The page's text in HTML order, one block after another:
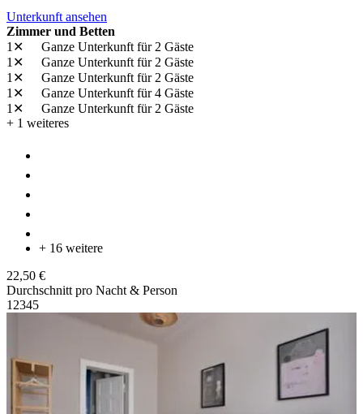
Unterkunft ansehen
Zimmer und Betten
1✕
Ganze Unterkunft für 2 Gäste
1✕
Ganze Unterkunft für 2 Gäste
1✕
Ganze Unterkunft für 2 Gäste
1✕
Ganze Unterkunft für 4 Gäste
1✕
Ganze Unterkunft für 2 Gäste
+ 1 weiteres
+ 16 weitere
22,50 €
Durchschnitt pro Nacht & Person
1 2345